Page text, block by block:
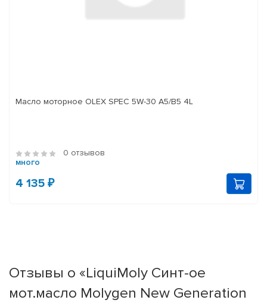
Масло моторное OLEX SPEC 5W-30 A5/B5 4L
0 отзывов
много
4 135 ₽
Отзывы о «LiquiMoly Синт-ое
мот.масло Molygen New Generation